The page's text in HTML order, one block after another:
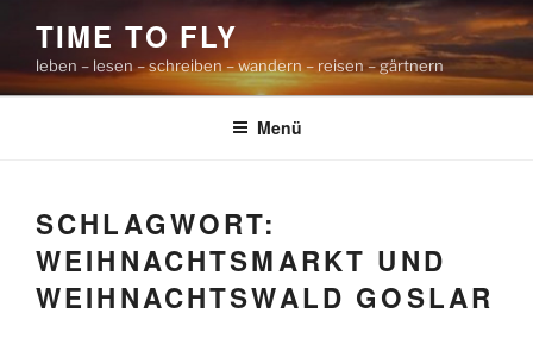
springen
TIME TO FLY
leben – lesen – schreiben – wandern – reisen – gärtnern
Menü
SCHLAGWORT:
WEIHNACHTSMARKT UND
WEIHNACHTSWALD GOSLAR